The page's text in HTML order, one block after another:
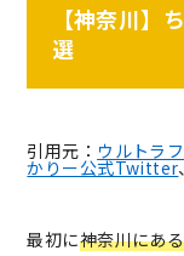
【神奈川】
選
引用元： ウルトラ
かりー公式Twitter
最初に神奈川にあ